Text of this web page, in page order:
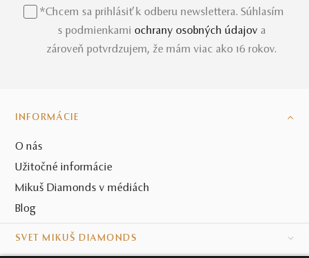
*Chcem sa prihlásiť k odberu newslettera. Súhlasím
s podmienkami ochrany osobných údajov a
zároveň potvrdzujem, že mám viac ako 16 rokov.
INFORMÁCIE
O nás
Užitočné informácie
Mikuš Diamonds v médiách
Blog
SVET MIKUŠ DIAMONDS